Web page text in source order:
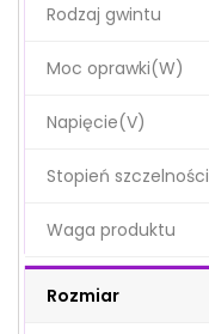
Rodzaj gwintu
Moc oprawki(W)
Napięcie(V)
Stopień szczelności
Waga produktu
Rozmiar